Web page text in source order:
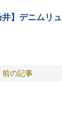
井】デニムリ
前の記事